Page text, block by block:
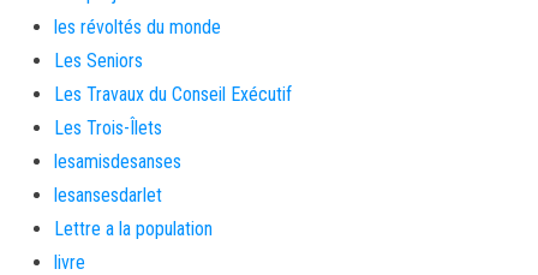
les révoltés du monde
Les Seniors
Les Travaux du Conseil Exécutif
Les Trois-Îlets
lesamisdesanses
lesansesdarlet
Lettre a la population
livre